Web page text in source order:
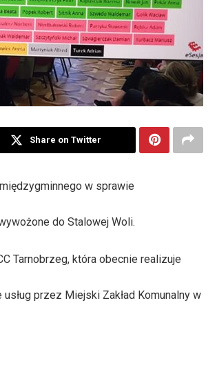
Share on Twitter
w sprawie
do Stalowej Woli.
Tarnobrzeg, która obecnie realizuje
przez Miejski Zakład Komunalny w